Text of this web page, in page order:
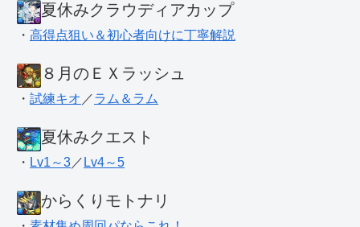
夏休みクラウディアカップ
・ 高得点狙い＆初心者向けに丁寧解説
８月のＥＸラッシュ
・ 試練キオ ／ラム＆ラム
夏休みクエスト
・ Lv1～3 ／ Lv4～5
からくりモトナリ